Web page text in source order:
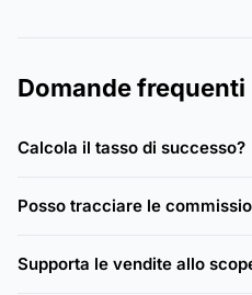
Domande frequenti
Calcola il tasso di successo?
Posso tracciare le
Supporta le vendite allo